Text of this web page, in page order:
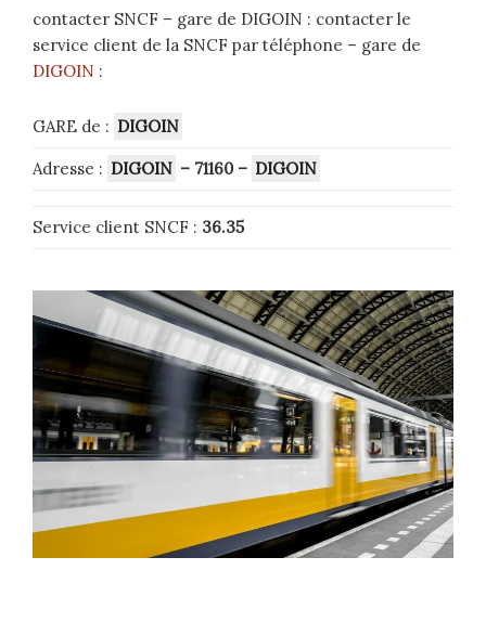
contacter SNCF – gare de DIGOIN : contacter le
service client de la SNCF par téléphone – gare de
DIGOIN :
GARE de : DIGOIN
Adresse : DIGOIN – 71160 – DIGOIN
Service client SNCF : 36.35